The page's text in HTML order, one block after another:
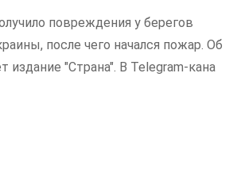
повреждения у берегов
после чего начался пожар. Об
издание "Страна". В Telegram-кана